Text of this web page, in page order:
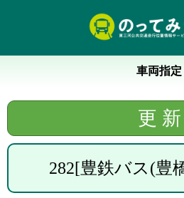
車両指定
282[豊鉄バス(豊